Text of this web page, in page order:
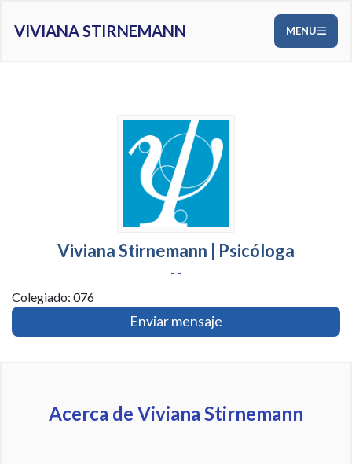
VIVIANA STIRNEMANN MENU
Viviana Stirnemann | Psicóloga
- -
Colegiado: 076
Enviar mensaje
Acerca de Viviana Stirnemann